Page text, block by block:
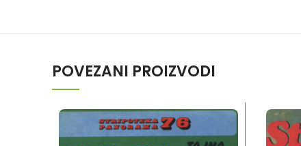
POVEZANI PROIZVODI